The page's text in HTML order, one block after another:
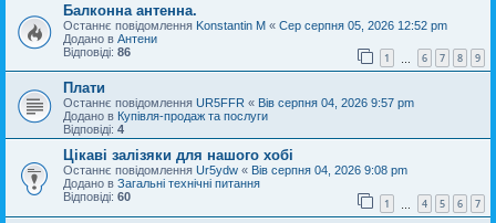
Балконна антенна.
Останнє повідомлення Konstantin M « Сер серпня 05, 2026 12:52 pm
Додано в Антени
Відповіді: 86 1 6 7 8 9
Плати
Останнє повідомлення UR5FFR « Вів серпня 04, 2026 9:57 pm
Додано в Купівля-продаж та послуги
Відповіді: 4
Цікаві залізяки для нашого хобі
Останнє повідомлення Ur5ydw « Вів серпня 04, 2026 9:08 pm
Додано в Загальні технічні питання
Відповіді: 60 1 4 5 6 7